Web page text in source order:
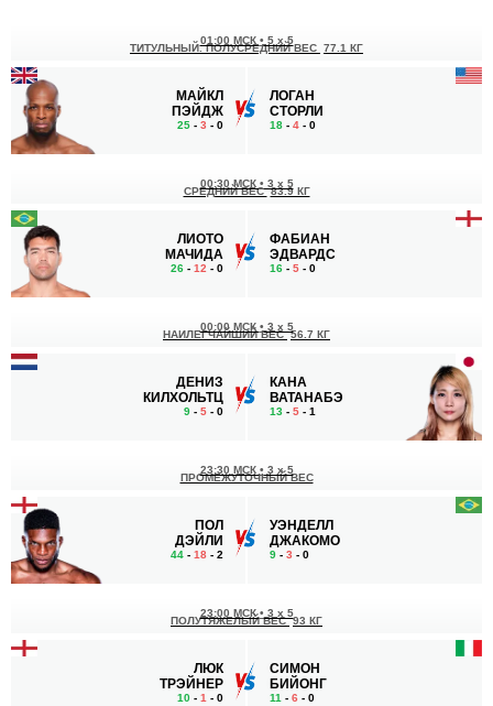
МАЙКЛ
ПЭЙДЖ
25 - 3 - 0
01:00 МСК • 5 x 5
ТИТУЛЬНЫЙ. ПОЛУСРЕДНИЙ ВЕС 77.1 КГ
ЛОГАН
СТОРЛИ
18 - 4 - 0
ЛИОТО
МАЧИДА
26 - 12 - 0
00:30 МСК • 3 x 5
СРЕДНИЙ ВЕС 83.9 КГ
ФАБИАН
ЭДВАРДС
16 - 5 - 0
ДЕНИЗ
КИЛХОЛЬТЦ
9 - 5 - 0
00:00 МСК • 3 x 5
НАИЛЕГЧАЙШИЙ ВЕС 56.7 КГ
КАНА
ВАТАНАБЭ
13 - 5 - 1
ПОЛ
ДЭЙЛИ
44 - 18 - 2
23:30 МСК • 3 x 5
ПРОМЕЖУТОЧНЫЙ ВЕС
УЭНДЕЛЛ
ДЖАКОМО
9 - 3 - 0
ЛЮК
ТРЭЙНЕР
10 - 1 - 0
23:00 МСК• 3 x 5
ПОЛУТЯЖЕЛЫЙ ВЕС 93 КГ
СИМОН
БИЙОНГ
11 - 6 - 0